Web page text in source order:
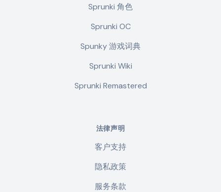
Sprunki 角色
Sprunki OC
Spunky 游戏词典
Sprunki Wiki
Sprunki Remastered
法律声明
客户支持
隐私政策
服务条款